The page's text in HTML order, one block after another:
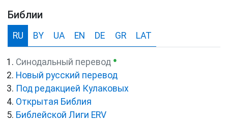
Библии
RU BY UA EN DE GR LAT
Синодальный перевод ●
Новый русский перевод
Под редакцией Кулаковых
Открытая Библия
Библейской Лиги ERV